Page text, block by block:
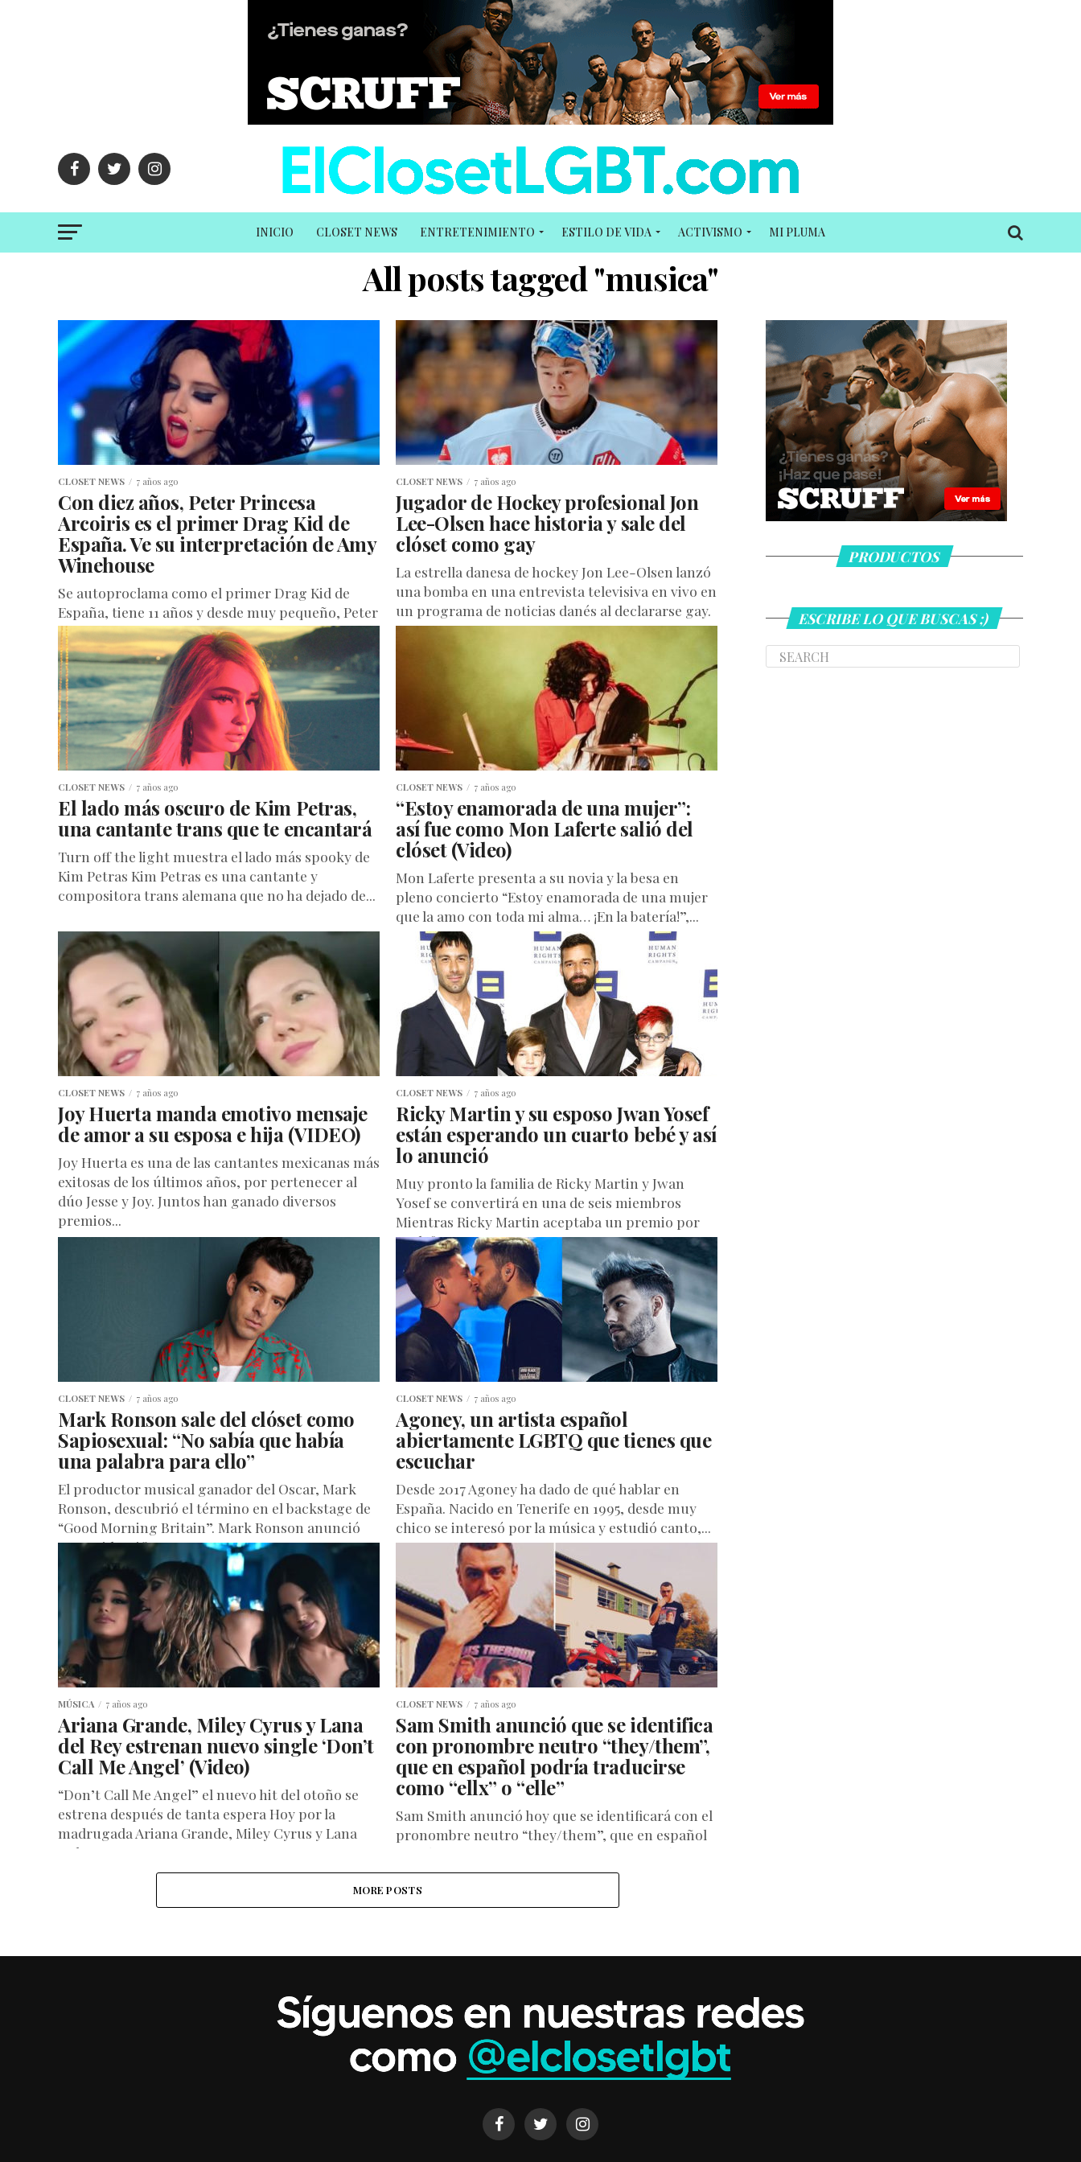
INICIO CLOSET NEWS ENTRETENIMIENTO ESTILO DE VIDA ACTIVISMO MI PLUMA
All posts tagged "musica"
CLOSET NEWS 7 años ago
Con diez años, Peter Princesa
Arcoiris es el primer Drag Kid de
España. Ve su interpretación de Amy
Winehouse
Se autoproclama como el primer Drag Kid de
España, tiene 11 años y desde muy pequeño, Peter
Princesa Arcoiris, ha desarrollado su personaje
drag combinando el...
CLOSET NEWS 7 años ago
Jugador de Hockey profesional Jon
Lee-Olsen hace historia y sale del
clóset como gay
La estrella danesa de hockey Jon Lee-Olsen lanzó
una bomba en una entrevista televisiva en vivo en
un programa de noticias danés al declararse gay.
Jon...
CLOSET NEWS 7 años ago
El lado más oscuro de Kim Petras,
una cantante trans que te encantará
Turn off the light muestra el lado más spooky de
Kim Petras Kim Petras es una cantante y
compositora trans alemana que no ha dejado de...
CLOSET NEWS 7 años ago
“Estoy enamorada de una mujer”:
así fue como Mon Laferte salió del
clóset (Video)
Mon Laferte presenta a su novia y la besa en
pleno concierto “Estoy enamorada de una mujer
que la amo con toda mi alma… ¡En la batería!”,...
CLOSET NEWS 7 años ago
Joy Huerta manda emotivo mensaje
de amor a su esposa e hija (VIDEO)
Joy Huerta es una de las cantantes mexicanas más
exitosas de los últimos años, por pertenecer al
dúo Jesse y Joy. Juntos han ganado diversos
premios...
CLOSET NEWS 7 años ago
Ricky Martin y su esposo Jwan Yosef
están esperando un cuarto bebé y así
lo anunció
Muy pronto la familia de Ricky Martin y Jwan
Yosef se convertirá en una de seis miembros
Mientras Ricky Martin aceptaba un premio por
su defensa...
CLOSET NEWS 7 años ago
Mark Ronson sale del clóset como
Sapiosexual: “No sabía que había
una palabra para ello”
El productor musical ganador del Oscar, Mark
Ronson, descubrió el término en el backstage de
“Good Morning Britain”. Mark Ronson anunció
que se identifica como un...
CLOSET NEWS 7 años ago
Agoney, un artista español
abiertamente LGBTQ que tienes que
escuchar
Desde 2017 Agoney ha dado de qué hablar en
España. Nacido en Tenerife en 1995, desde muy
chico se interesó por la música y estudió canto,...
MÚSICA 7 años ago
Ariana Grande, Miley Cyrus y Lana
del Rey estrenan nuevo single ‘Don’t
Call Me Angel’ (Video)
“Don’t Call Me Angel” el nuevo hit del otoño se
estrena después de tanta espera Hoy por la
madrugada Ariana Grande, Miley Cyrus y Lana
Del...
CLOSET NEWS 7 años ago
Sam Smith anunció que se identifica
con pronombre neutro “they/them”,
que en español podría traducirse
como “ellx” o “elle”
Sam Smith anunció hoy que se identificará con el
pronombre neutro “they/them”, que en español
propuesta de activistas...
MORE POSTS
PRODUCTOS
ESCRIBE LO QUE BUSCAS ;)